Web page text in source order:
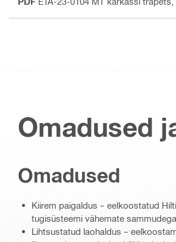
Omadused
Omadused
Kiirem paigaldus – eelkoostatud
tugisüsteemi vähemate
Lihtsustatud laohaldus –